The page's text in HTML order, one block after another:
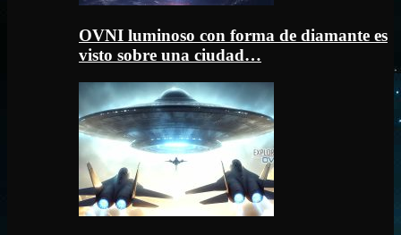
OVNI luminoso con forma de diamante es
visto sobre una ciudad…